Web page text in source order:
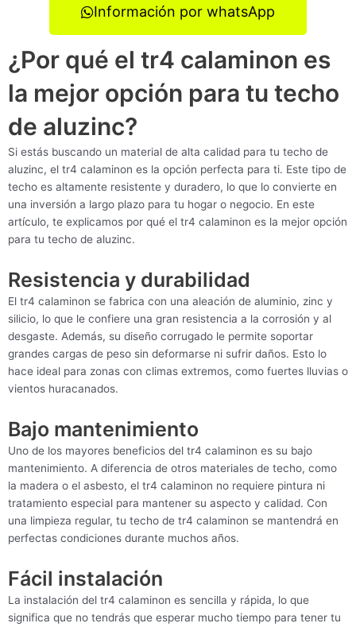
Información por whatsApp
¿Por qué el tr4 calaminon es
la mejor opción para tu techo
de aluzinc?
Si estás buscando un material de alta calidad para tu techo de
aluzinc, el tr4 calaminon es la opción perfecta para ti. Este tipo de
techo es altamente resistente y duradero, lo que lo convierte en
una inversión a largo plazo para tu hogar o negocio. En este
artículo, te explicamos por qué el tr4 calaminon es la mejor opción
para tu techo de aluzinc.
Resistencia y durabilidad
El tr4 calaminon se fabrica con una aleación de aluminio, zinc y
silicio, lo que le confiere una gran resistencia a la corrosión y al
desgaste. Además, su diseño corrugado le permite soportar
grandes cargas de peso sin deformarse ni sufrir daños. Esto lo
hace ideal para zonas con climas extremos, como fuertes lluvias o
vientos huracanados.
Bajo mantenimiento
Uno de los mayores beneficios del tr4 calaminon es su bajo
mantenimiento. A diferencia de otros materiales de techo, como
la madera o el asbesto, el tr4 calaminon no requiere pintura ni
tratamiento especial para mantener su aspecto y calidad. Con
una limpieza regular, tu techo de tr4 calaminon se mantendrá en
perfectas condiciones durante muchos años.
Fácil instalación
La instalación del tr4 calaminon es sencilla y rápida, lo que
significa que no tendrás que esperar mucho tiempo para tener tu